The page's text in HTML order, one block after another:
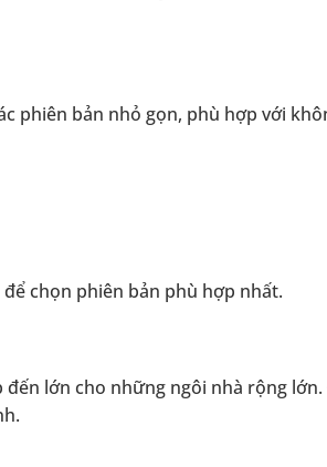
phiên bản nhỏ gọn, phù hợp với
chọn phiên bản phù hợp nhất.
lớn cho những ngôi nhà rộng